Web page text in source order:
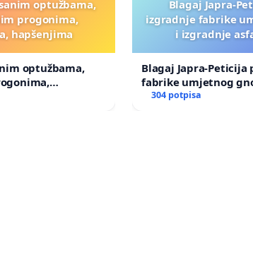
optužbama,
progonima,
hapšenjima
optužbama,
Blagaj Japra-
izgradnje fabrike
i izgradnje
Blagaj Japra-
fabrike umjetnog
asfaltne baze
304 potpisa